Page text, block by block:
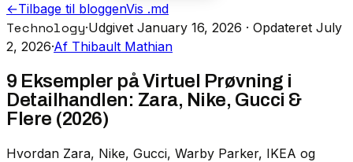
←Tilbage til bloggenVis .md
Technology·Udgivet January 16, 2026 · Opdateret July
2, 2026·Af Thibault Mathian
9 Eksempler på Virtuel Prøvning i
Detailhandlen: Zara, Nike, Gucci &
Flere (2026)
Hvordan Zara, Nike, Gucci, Warby Parker, IKEA og